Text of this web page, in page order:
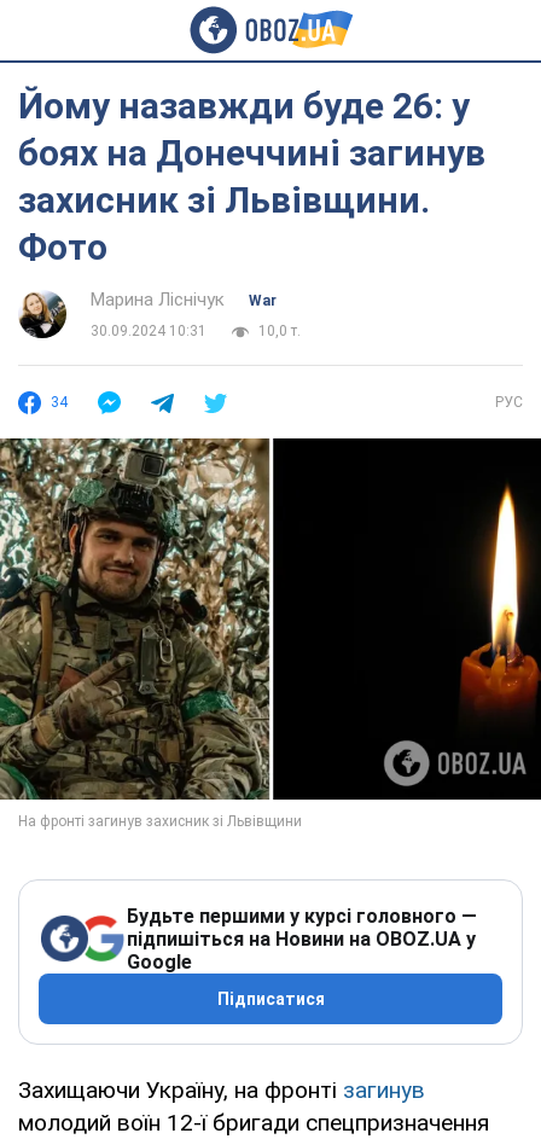
Йому назавжди буде 26: у
боях на Донеччині загинув
захисник зі Львівщини.
Фото
Марина Ліснічук
War
30.09.2024 10:31
10,0 т.
34 РУС
Будьте першими у курсі головного —
підпишіться на Новини на OBOZ.UA у
Google
Підписатися
Захищаючи Україну, на фронті загинув
молодий воїн 12-ї бригади спецпризначення